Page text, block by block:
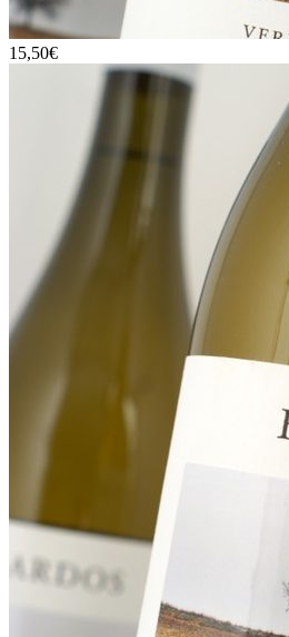
15,50€